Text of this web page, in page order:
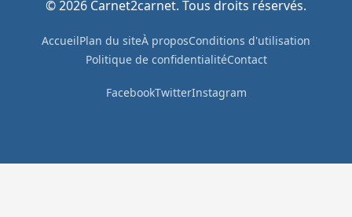
© 2026 Carnet2carnet. Tous droits réservés.
AccueilPlan du siteÀ proposConditions d'utilisation
Politique de confidentialitéContact
FacebookTwitterInstagram